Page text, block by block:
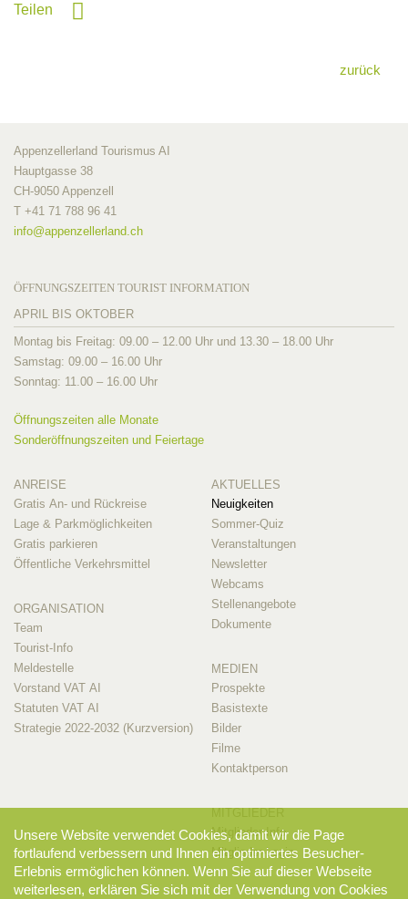
Teilen
zurück
Appenzellerland Tourismus AI
Hauptgasse 38
CH-9050 Appenzell
T +41 71 788 96 41
info@appenzellerland.ch
ÖFFNUNGSZEITEN TOURIST INFORMATION
APRIL BIS OKTOBER
Montag bis Freitag: 09.00 – 12.00 Uhr und 13.30 – 18.00 Uhr
Samstag: 09.00 – 16.00 Uhr
Sonntag: 11.00 – 16.00 Uhr
Öffnungszeiten alle Monate
Sonderöffnungszeiten und Feiertage
ANREISE
Gratis An- und Rückreise
Lage & Parkmöglichkeiten
Gratis parkieren
Öffentliche Verkehrsmittel
ORGANISATION
Team
Tourist-Info
Meldestelle
Vorstand VAT AI
Statuten VAT AI
Strategie 2022-2032 (Kurzversion)
AKTUELLES
Neuigkeiten
Sommer-Quiz
Veranstaltungen
Newsletter
Webcams
Stellenangebote
Dokumente
MEDIEN
Prospekte
Basistexte
Bilder
Filme
Kontaktperson
Mitglieder-Info
Mitglieder-Login
Unsere Website verwendet Cookies, damit wir die Page
fortlaufend verbessern und Ihnen ein optimiertes Besucher-
Erlebnis ermöglichen können. Wenn Sie auf dieser Webseite
weiterlesen, erklären Sie sich mit der Verwendung von Cookies